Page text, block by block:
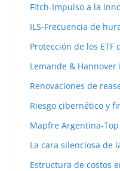
Fitch-Impulso a la
ILS-Frecuencia de
Protección de los ETF
Lemande & Hannover
Renovaciones de
Riesgo cibernético y
Mapfre Argentina-
La cara silenciosa de
Estructura de costos